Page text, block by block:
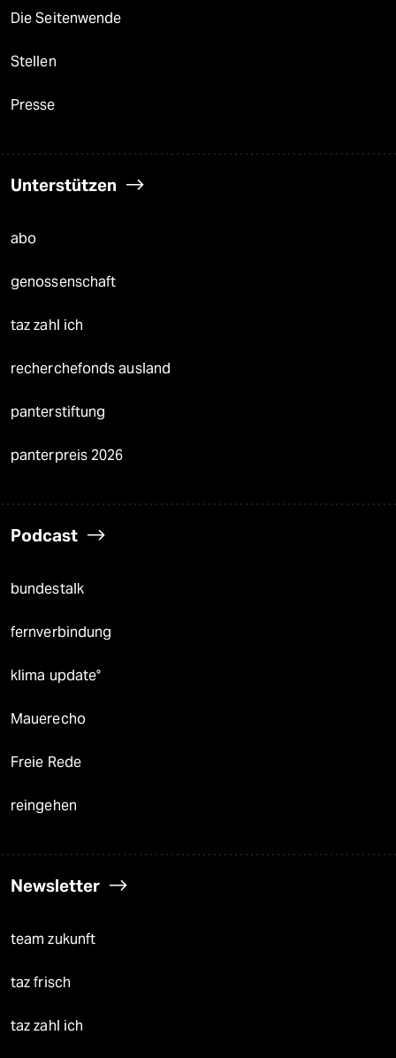
Die Seitenwende
Stellen
Presse
Unterstützen
abo
genossenschaft
taz zahl ich
recherchefonds ausland
panterstiftung
panterpreis 2026
Podcast
bundestalk
fernverbindung
klima update°
Mauerecho
Freie Rede
reingehen
Newsletter
team zukunft
taz frisch
taz zahl ich